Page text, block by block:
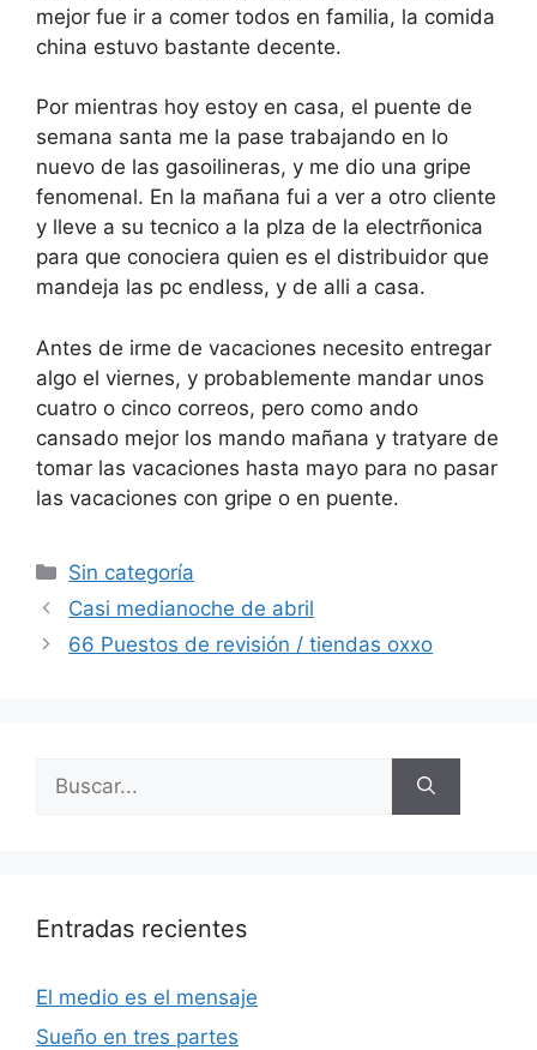
mejor fue ir a comer todos en familia, la comida
china estuvo bastante decente.
Por mientras hoy estoy en casa, el puente de
semana santa me la pase trabajando en lo
nuevo de las gasoilineras, y me dio una gripe
fenomenal. En la mañana fui a ver a otro cliente
y lleve a su tecnico a la plza de la electrñonica
para que conociera quien es el distribuidor que
mandeja las pc endless, y de alli a casa.
Antes de irme de vacaciones necesito entregar
algo el viernes, y probablemente mandar unos
cuatro o cinco correos, pero como ando
cansado mejor los mando mañana y tratyare de
tomar las vacaciones hasta mayo para no pasar
las vacaciones con gripe o en puente.
Categorías
Sin categoría
Casi medianoche de abril
66 Puestos de revisión / tiendas oxxo
Entradas recientes
El medio es el mensaje
Sueño en tres partes